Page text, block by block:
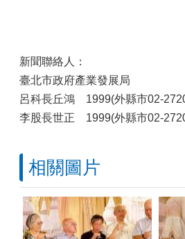
新聞聯絡人：
臺北市政府產業發展局
呂科長丘鴻 1999(外縣市02-
李股長世正 1999(外縣市02-
相關圖片